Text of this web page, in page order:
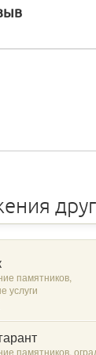
памятников,
услуги
памятников,